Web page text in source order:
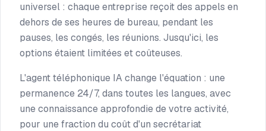
universel : chaque entreprise reçoit des appels en
dehors de ses heures de bureau, pendant les
pauses, les congés, les réunions. Jusqu'ici, les
options étaient limitées et coûteuses.
L'agent téléphonique IA change l'équation : une
permanence 24/7, dans toutes les langues, avec
une connaissance approfondie de votre activité,
pour une fraction du coût d'un secrétariat